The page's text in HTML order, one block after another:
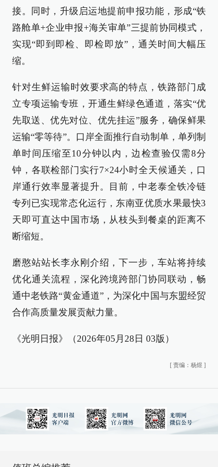
接。同时，升级启运地提前申报功能，形成“铁
路舱单+企业申报+海关审单”三提前协同模式，
实现“即到即检、即检即放”，通关时间大幅压
缩。
针对生鲜运输时效要求高的特点，铁路部门成
立专项运输专班，开通生鲜绿色通道，落实“优
先取送、优先对位、优先挂运”服务，确保鲜果
运输“零等待”。口岸全面推行自动制单，单列制
单时间压缩至10分钟以内，边检查验仅需8分
钟，各联检部门实行7×24小时全天候通关，口
岸通行效率显著提升。目前，中老泰全铁冷链
专列已实现常态化运行，东南亚优质水果最快3
天即可直达中国市场，从枝头到餐桌的距离不
断缩短。
磨憨站站长李永刚介绍，下一步，车站将持续
优化通关流程，深化跨境跨部门协同联动，畅
通中老铁路“黄金通道”，为深化中国与东盟经贸
合作高质量发展贡献力量。
《光明日报》（2026年05月28日 03版）
[ 责编：杨煜 ]